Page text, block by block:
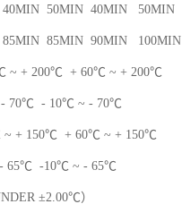
50MIN 40MIN 50MIN
85MIN 90MIN 100MIN
~ + 200℃ + 60℃ ~ + 200℃
- 70℃ - 10℃ ~ - 70℃
~ + 150℃ + 60℃ ~ + 150℃
65℃ -10℃ ~ - 65℃
±2.00℃）